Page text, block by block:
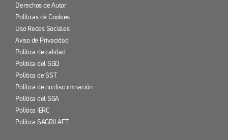
Derechos de Autor
Políticas de Cookies
Uso Redes Sociales
Aviso de Privacidad
Política de calidad
Política del SGD
Política de SST
Política de no discriminación
Política del SGA
Política IERC
Política SAGRILAFT